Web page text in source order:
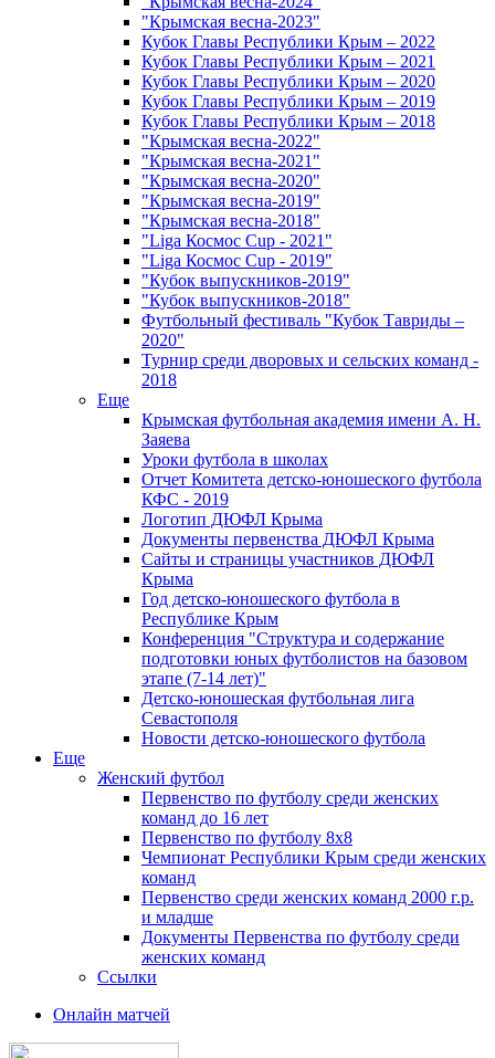
"Крымская весна-2023"
Кубок Главы Республики Крым – 2022
Кубок Главы Республики Крым – 2021
Кубок Главы Республики Крым – 2020
Кубок Главы Республики Крым – 2019
Кубок Главы Республики Крым – 2018
"Крымская весна-2022"
"Крымская весна-2021"
"Крымская весна-2020"
"Крымская весна-2019"
"Крымская весна-2018"
"Liga Космос Cup - 2021"
"Liga Космос Cup - 2019"
"Кубок выпускников-2019"
"Кубок выпускников-2018"
Футбольный фестиваль "Кубок Тавриды –
2020"
Турнир среди дворовых и сельских команд -
2018
Еще
Крымская футбольная академия имени А. Н.
Заяева
Уроки футбола в школах
Отчет Комитета детско-юношеского футбола
КФС - 2019
Логотип ДЮФЛ Крыма
Документы первенства ДЮФЛ Крыма
Сайты и страницы участников ДЮФЛ
Крыма
Год детско-юношеского футбола в
Республике Крым
Конференция "Структура и содержание
подготовки юных футболистов на базовом
этапе (7-14 лет)"
Детско-юношеская футбольная лига
Севастополя
Новости детско-юношеского футбола
Еще
Женский футбол
Первенство по футболу среди женских
команд до 16 лет
Первенство по футболу 8х8
Чемпионат Республики Крым среди женских
команд
Первенство среди женских команд 2000 г.р.
и младше
Документы Первенства по футболу среди
женских команд
Ссылки
Онлайн матчей